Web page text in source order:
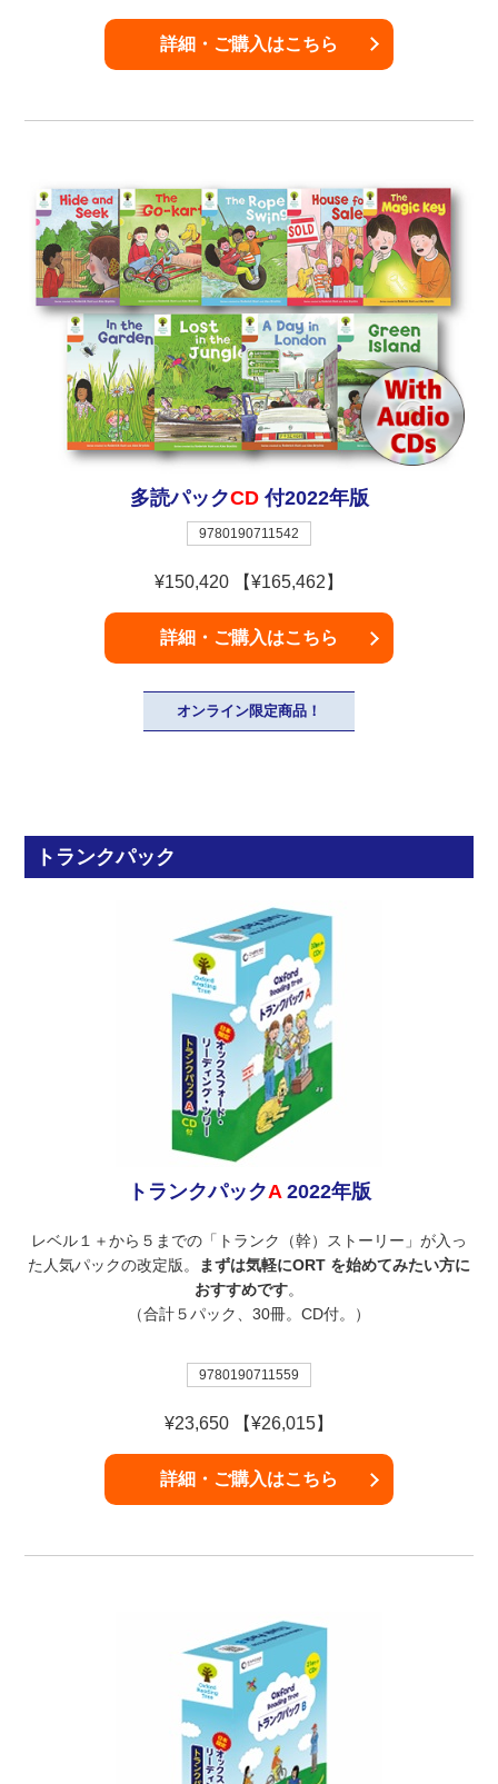
詳細・ご購入はこちら
多読パックCD付2022年版
9780190711542
¥150,420 【¥165,462】
詳細・ご購入はこちら
オンライン限定商品！
トランクパック
トランクパックA2022年版
レベル１＋から５までの「トランク（幹）ストーリー」が入っ
た人気パックの改定版。
まずは気軽にORT を始めてみたい方に
おすすめです。
（合計５パック、30冊。CD付。）
9780190711559
¥23,650 【¥26,015】
詳細・ご購入はこちら